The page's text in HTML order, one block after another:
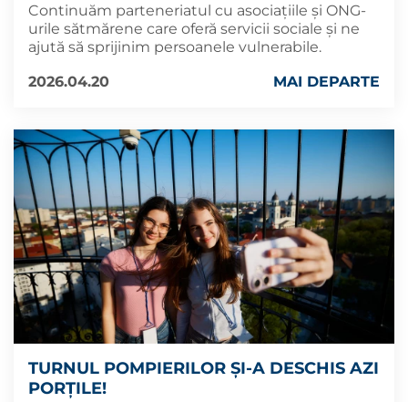
Continuăm parteneriatul cu asociațiile și ONG-
urile sătmărene care oferă servicii sociale și ne
ajută să sprijinim persoanele vulnerabile.
2026.04.20
MAI DEPARTE
TURNUL POMPIERILOR ȘI-A DESCHIS AZI
PORȚILE!